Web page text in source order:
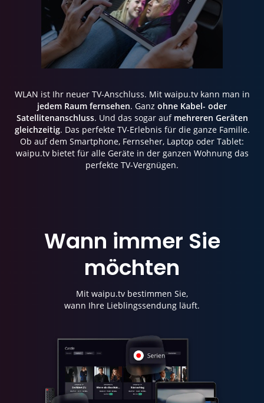
WLAN ist Ihr neuer TV-Anschluss. Mit waipu.tv kann man in
jedem Raum fernsehen. Ganz ohne Kabel- oder
Satellitenanschluss. Und das sogar auf mehreren Geräten
gleichzeitig. Das perfekte TV-Erlebnis für die ganze Familie.
Ob auf dem Smartphone, Fernseher, Laptop oder Tablet:
waipu.tv bietet für alle Geräte in der ganzen Wohnung das
perfekte TV-Vergnügen.
Wann immer Sie
möchten
Mit waipu.tv bestimmen Sie,
wann Ihre Lieblingssendung läuft.